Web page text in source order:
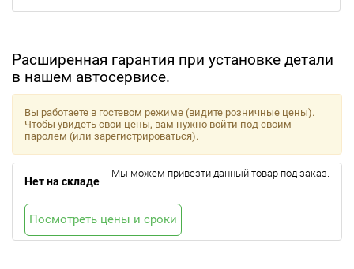
Расширенная гарантия при установке детали
в нашем автосервисе.
Вы работаете в гостевом режиме (видите розничные цены).
Чтобы увидеть свои цены, вам нужно войти под своим
паролем (или зарегистрироваться).
Нет на складе
Мы можем привезти данный товар под заказ.
Посмотреть цены и сроки